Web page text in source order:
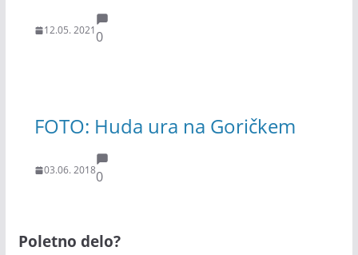
12.05. 20210
FOTO: Huda ura na Goričkem
03.06. 20180
Poletno delo?